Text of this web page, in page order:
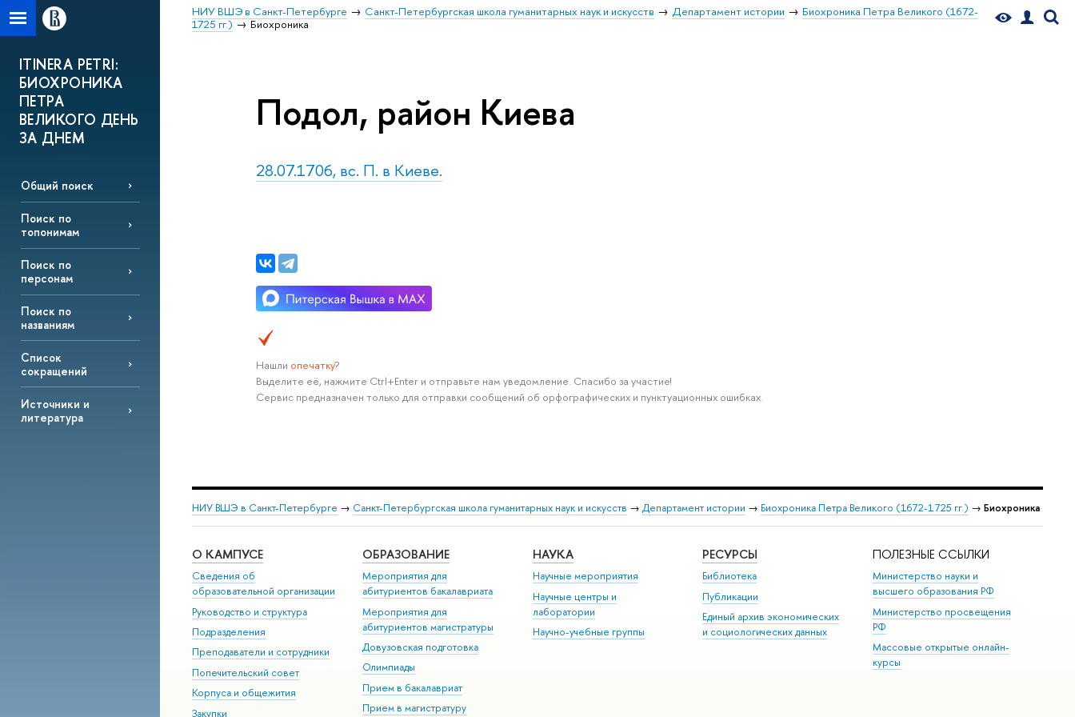
НИУ ВШЭ в Санкт-Петербурге Санкт-Петербургская школа гуманитарных наук и искусств Департамент истории
Биохроника Петра Великого (1672-
1725 гг.)
Биохроника
ITINERA PETRI:
БИОХРОНИКА
ПЕТРА
ВЕЛИКОГО ДЕНЬ
ЗА ДНЕМ
Общий поиск
Поиск по
топонимам
Поиск по
персонам
Поиск по
названиям
Список
сокращений
Источники и
литература
Подол, район Киева
28.07.1706, вс. П. в Киеве.
Нашли опечатку?
Выделите её, нажмите Ctrl+Enter и отправьте нам уведомление. Спасибо за участие!
Сервис предназначен только для отправки сообщений об орфографических и пунктуационных ошибках.
НИУ ВШЭ в Санкт-Петербурге → Санкт-Петербургская школа гуманитарных наук и искусств → Департамент истории → Биохроника Петра Великого (1672-1725 гг.) → Биохроника
О КАМПУСЕ
Сведения об
образовательной организации
Руководство и структура
Подразделения
Преподаватели и сотрудники
Попечительский совет
Корпуса и общежития
Закупки
ОБРАЗОВАНИЕ
Мероприятия для
абитуриентов бакалавриата
Мероприятия для
абитуриентов магистратуры
Довузовская подготовка
Олимпиады
Прием в бакалавриат
Прием в магистратуру
НАУКА
Научные мероприятия
Научные центры и
лаборатории
Научно-учебные группы
РЕСУРСЫ
Библиотека
Публикации
Единый архив экономических
и социологических данных
ПОЛЕЗНЫЕ ССЫЛКИ
Министерство науки и
высшего образования РФ
Министерство просвещения
РФ
Массовые открытые онлайн-
курсы